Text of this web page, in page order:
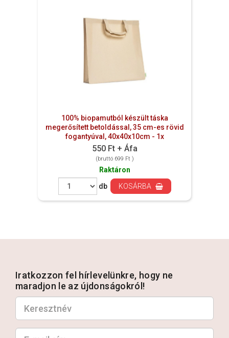
100% biopamutból készült táska
megerősített betoldással, 35 cm-es rövid
fogantyúval, 40x40x10cm - 1x
550 Ft + Áfa
(bruttó 699 Ft )
Raktáron
db
KOSÁRBA
Iratkozzon fel hírlevelünkre, hogy ne
maradjon le az újdonságokról!